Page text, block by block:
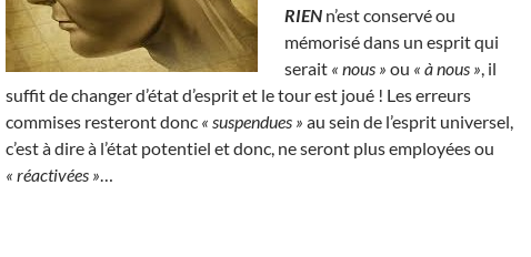
RIEN n’est conservé ou
mémorisé dans un esprit qui
serait « nous » ou « à nous », il
suffit de changer d’état d’esprit et le tour est joué ! Les erreurs
commises resteront donc « suspendues » au sein de l’esprit universel,
c’est à dire à l’état potentiel et donc, ne seront plus employées ou
« réactivées »…